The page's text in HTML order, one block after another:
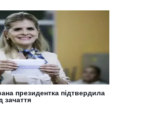
президентка підтвердила
зачаття